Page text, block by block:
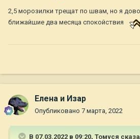
2,5 морозилки трещат по швам, но я
ближайшие два месяца спокойствия
Елена и Изар
Опубликовано 7 марта, 2022
В 07.03.2022 в 09:20, Томуся